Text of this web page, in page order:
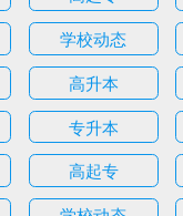
学校动态
高升本
专升本
高起专